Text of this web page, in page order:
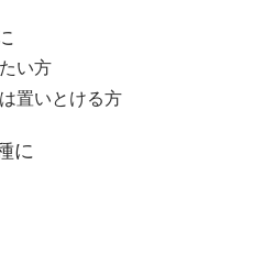
い方
置いとける方
に